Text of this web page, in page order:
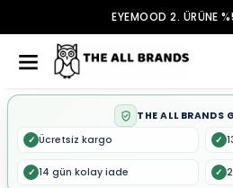
EYEMOOD 2. ÜRÜNE
THE ALL BRANDS
✓ Ücretsiz kargo ✓
✓ 14 gün kolay iade ✓